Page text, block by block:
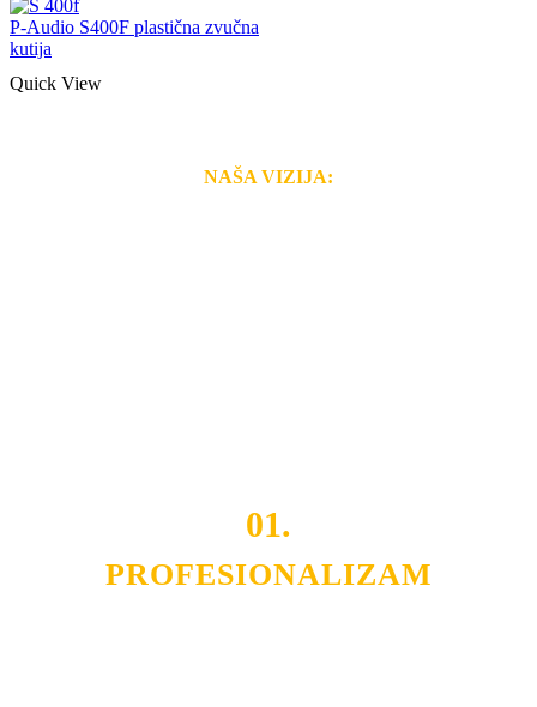
P-Audio S400F plastična zvučna
kutija
Quick View
NAŠA VIZIJA:
01.
PROFESIONALIZAM